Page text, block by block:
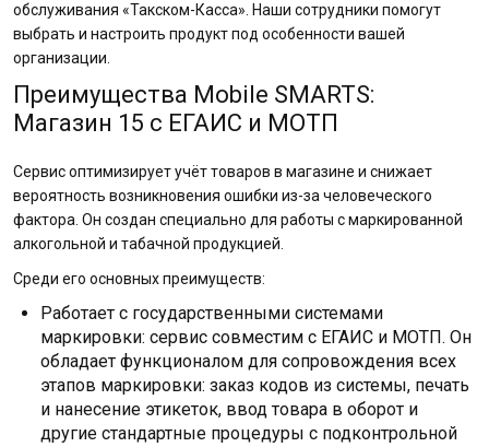
обслуживания «Такском-Касса». Наши сотрудники помогут
выбрать и настроить продукт под особенности вашей
организации.
Преимущества Mobile SMARTS:
Магазин 15 c ЕГАИС и МОТП
Сервис оптимизирует учёт товаров в магазине и снижает
вероятность возникновения ошибки из-за человеческого
фактора. Он создан специально для работы с маркированной
алкогольной и табачной продукцией.
Среди его основных преимуществ:
Работает с государственными системами
маркировки: сервис совместим с ЕГАИС и МОТП. Он
обладает функционалом для сопровождения всех
этапов маркировки: заказ кодов из системы, печать
и нанесение этикеток, ввод товара в оборот и
другие стандартные процедуры с подконтрольной